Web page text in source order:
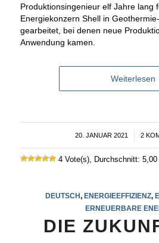
Produktionsingenieur elf Jahre lang
Energiekonzern Shell in
gearbeitet, bei denen neue
Anwendung kamen.
Weiterlesen
20. JANUAR 2021
/ 2
4 Vote(s), Durchschnitt: 5,00
DEUTSCH, ENERGIEEFFIZIENZ,
ERNEUERBARE
DIE